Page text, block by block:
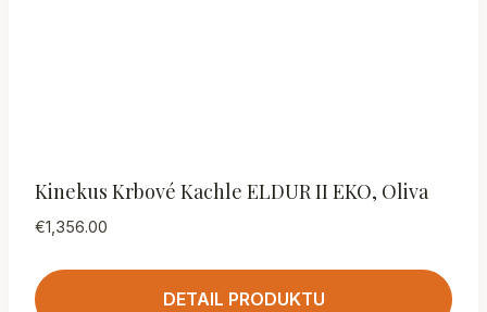
Kinekus Krbové Kachle ELDUR II EKO, Oliva
€1,356.00
DETAIL PRODUKTU